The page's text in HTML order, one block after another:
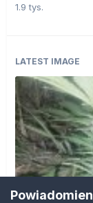
1.9 tys.
LATEST IMAGE